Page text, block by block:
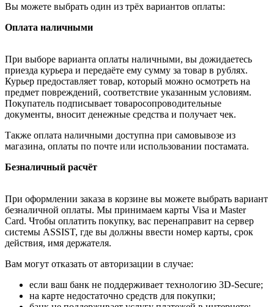
Вы можете выбрать один из трёх вариантов оплаты:
Оплата наличными
При выборе варианта оплаты наличными, вы дожидаетесь
приезда курьера и передаёте ему сумму за товар в рублях.
Курьер предоставляет товар, который можно осмотреть на
предмет повреждений, соответствие указанным условиям.
Покупатель подписывает товаросопроводительные
документы, вносит денежные средства и получает чек.
Также оплата наличными доступна при самовывозе из
магазина, оплаты по почте или использовании постамата.
Безналичный расчёт
При оформлении заказа в корзине вы можете выбрать вариант
безналичной оплаты. Мы принимаем карты Visa и Master
Card. Чтобы оплатить покупку, вас перенаправит на сервер
системы ASSIST, где вы должны ввести номер карты, срок
действия, имя держателя.
Вам могут отказать от авторизации в случае:
если ваш банк не поддерживает технологию 3D-Secure;
на карте недостаточно средств для покупки;